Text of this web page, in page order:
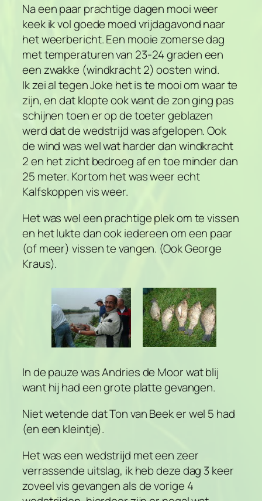
Na een paar prachtige dagen mooi weer
keek ik vol goede moed vrijdagavond naar
het weerbericht. Een mooie zomerse dag
met temperaturen van 23-24 graden een
een zwakke (windkracht 2) oosten wind.
Ik zei al tegen Joke het is te mooi om waar te
zijn, en dat klopte ook want de zon ging pas
schijnen toen er op de toeter geblazen
werd dat de wedstrijd was afgelopen. Ook
de wind was wel wat harder dan windkracht
2 en het zicht bedroeg af en toe minder dan
25 meter. Kortom het was weer echt
Kalfskoppen vis weer.
Het was wel een prachtige plek om te vissen
en het lukte dan ook iedereen om een paar
(of meer) vissen te vangen. (Ook George
Kraus).
In de pauze was Andries de Moor wat blij
want hij had een grote platte gevangen.
Niet wetende dat Ton van Beek er wel 5 had
(en een kleintje).
Het was een wedstrijd met een zeer
verrassende uitslag, ik heb deze dag 3 keer
zoveel vis gevangen als de vorige 4